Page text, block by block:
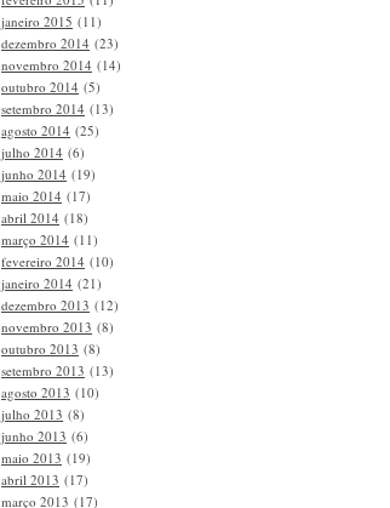
janeiro 2015 (11)
dezembro 2014 (23)
novembro 2014 (14)
outubro 2014 (5)
setembro 2014 (13)
agosto 2014 (25)
julho 2014 (6)
junho 2014 (19)
maio 2014 (17)
abril 2014 (18)
março 2014 (11)
fevereiro 2014 (10)
janeiro 2014 (21)
dezembro 2013 (12)
novembro 2013 (8)
outubro 2013 (8)
setembro 2013 (13)
agosto 2013 (10)
julho 2013 (8)
junho 2013 (6)
maio 2013 (19)
abril 2013 (17)
março 2013 (17)